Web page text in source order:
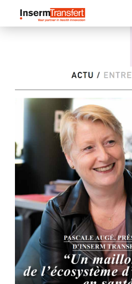
INVESTISSEURS
INSERM TRANSFERT
Technology offers
FR
Panneau de gestion des cookies